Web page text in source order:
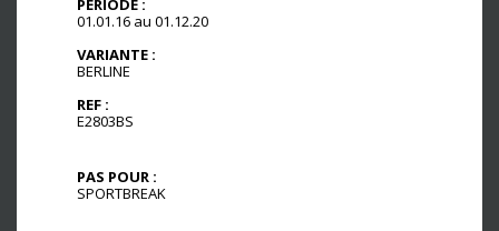
PÉRIODE :
01.01.16 au 01.12.20
VARIANTE :
BERLINE
REF :
E2803BS
PAS POUR :
SPORTBREAK